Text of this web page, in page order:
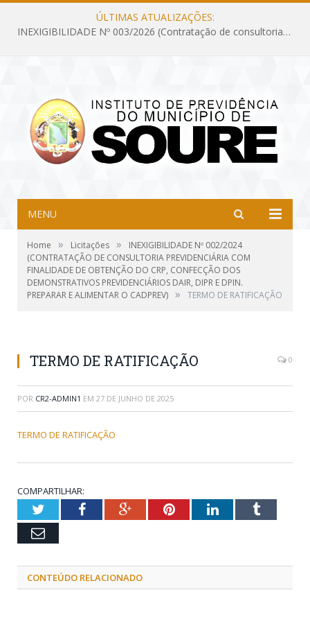
ÚLTIMAS ATUALIZAÇÕES:
INEXIGIBILIDADE Nº 003/2026 (Contratação de consultoria previdenciária com finalidade de obtenção do CRP, confecção dos demonstrativos previdenciários DAIR, DIPR e DPIN, preparar e alimentar o CADPREV, em atendimento às demandas do Instituto de Previdência dos Servidores do Município de Soure – IPSMS, por um período de 10 (dez) meses)
MENU
Home » Licitações »
INEXIGIBILIDADE Nº 002/2024
(CONTRATAÇÃO DE CONSULTORIA PREVIDENCIÁRIA COM
FINALIDADE DE OBTENÇÃO DO CRP, CONFECÇÃO DOS
DEMONSTRATIVOS PREVIDENCIÁRIOS DAIR, DIPR E DPIN.
PREPARAR E ALIMENTAR O CADPREV) » TERMO DE RATIFICAÇÃO
TERMO DE RATIFICAÇÃO 0
POR CR2-ADMIN1 EM 27 DE JUNHO DE 2025
TERMO DE RATIFICAÇÃO
COMPARTILHAR:
TwitterFacebookGoogle+PinterestLinkedInTumblr
Email
CONTEÚDO RELACIONADO